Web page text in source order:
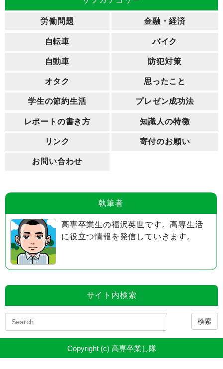
労働問題 金融・経済
自転車 バイク
自動車 防犯対策
オタク 思ったこと
学生の節約生活 プレゼン成功法
レポートの書き方 知識人の特徴
リンク 寄付のお願い
お問い合わせ
執筆者
高専卒業生の福沢英世です。高専生活
に役立つ情報を発信していきます。
サイト内検索
検索
Copyright (c) 高専卒業し隊